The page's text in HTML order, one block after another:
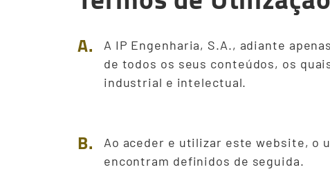
A.
A IP Engenharia, S.A., adiante
de todos os seus conteúdos, os
industrial e intelectual.
B.
Ao aceder e utilizar este website, o
encontram definidos de seguida.